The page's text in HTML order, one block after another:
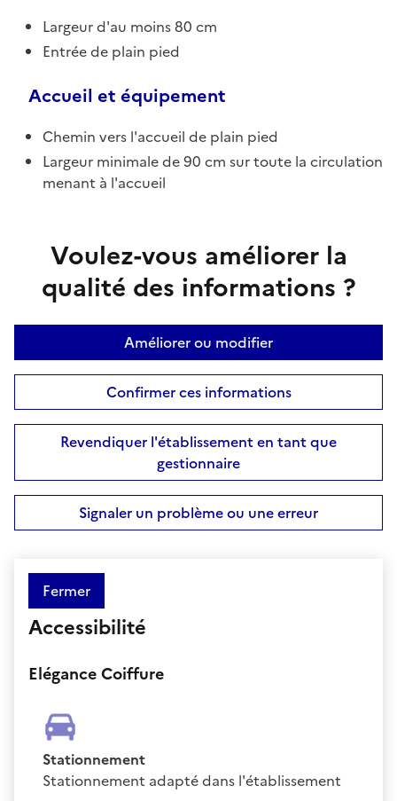
Largeur d'au moins 80 cm
Entrée de plain pied
Accueil et équipement
Chemin vers l'accueil de plain pied
Largeur minimale de 90 cm sur toute la circulation
menant à l'accueil
Voulez-vous améliorer la
qualité des informations ?
Améliorer ou modifier
Confirmer ces informations
Revendiquer l'établissement en tant que
gestionnaire
Signaler un problème ou une erreur
Fermer
Accessibilité
Elégance Coiffure
Stationnement
Stationnement adapté dans l'établissement